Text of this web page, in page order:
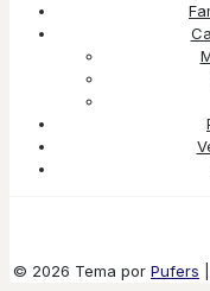
© 2026 Tema por Pufers